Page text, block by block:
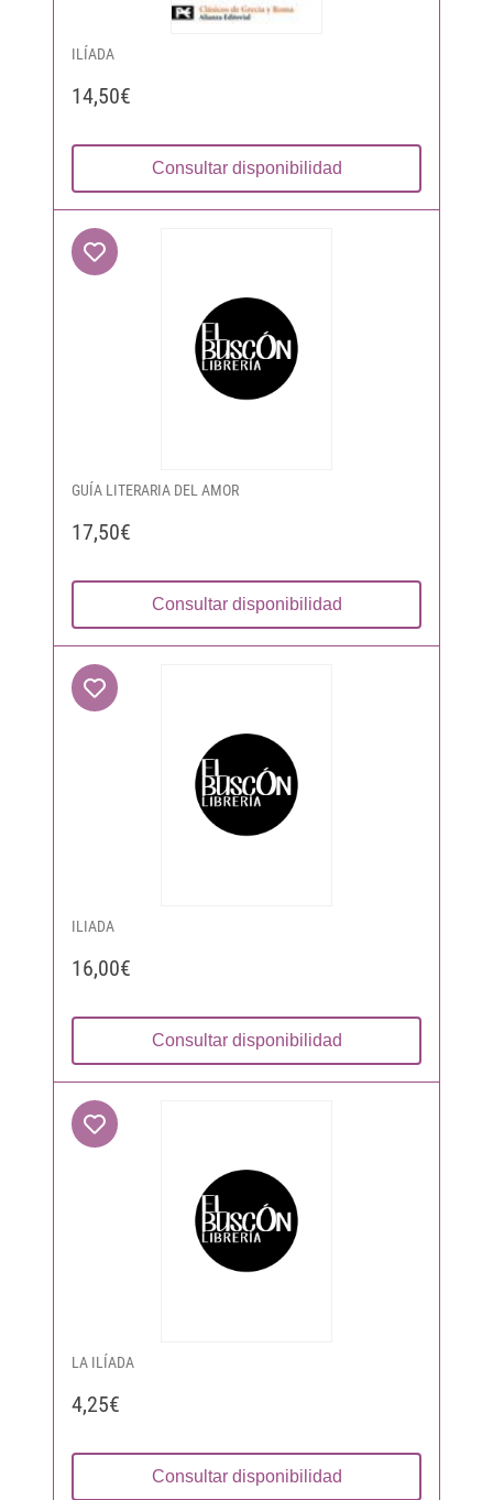
ILÍADA
14,50€
Consultar disponibilidad
GUÍA LITERARIA DEL AMOR
17,50€
Consultar disponibilidad
ILIADA
16,00€
Consultar disponibilidad
LA ILÍADA
4,25€
Consultar disponibilidad